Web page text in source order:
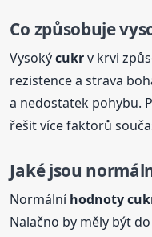
Co způsobuje
Vysokýcukrv krvi
rezistence a strava
a nedostatek pohybu.
řešit více faktorů
Jaké jsou
Normálníhodnoty
Nalačno by měly být